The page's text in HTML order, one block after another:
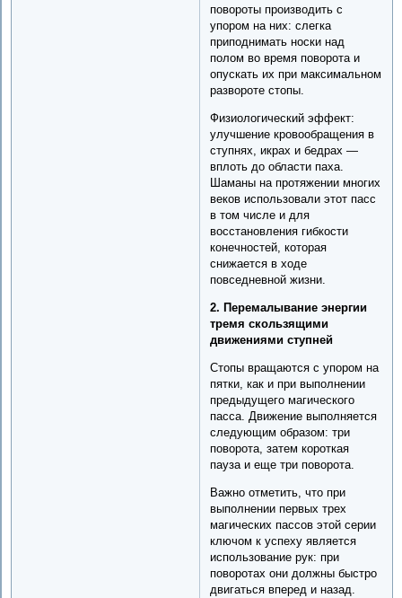
повороты производить с
упором на них: слегка
приподнимать носки над
полом во время поворота и
опускать их при максимальном
развороте стопы.
Физиологический эффект:
улучшение кровообращения в
ступнях, икрах и бедрах —
вплоть до области паха.
Шаманы на протяжении многих
веков использовали этот пасс
в том числе и для
восстановления гибкости
конечностей, которая
снижается в ходе
повседневной жизни.
2. Перемалывание энергии
тремя скользящими
движениями ступней
Стопы вращаются с упором на
пятки, как и при выполнении
предыдущего магического
пасса. Движение выполняется
следующим образом: три
поворота, затем короткая
пауза и еще три поворота.
Важно отметить, что при
выполнении первых трех
магических пассов этой серии
ключом к успеху является
использование рук: при
поворотах они должны быстро
двигаться вперед и назад.